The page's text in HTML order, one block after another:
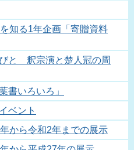
知る1年企画「寄贈資料
と 釈宗演と楚人冠の周
書いろいろ」
ベント
から令和2年までの展示